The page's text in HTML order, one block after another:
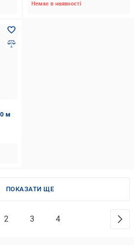
Немає в наявності
м
ПОКАЗАТИ ЩЕ
2 3 4